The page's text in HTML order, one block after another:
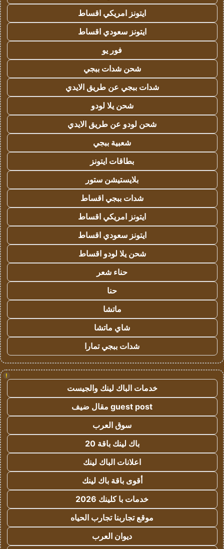
ايتونز امريكي اقساط
ايتونز سعودي اقساط
فور يو
شحن شدات ببجي
شدات ببجي عن طريق الايدي
شحن يلا لودو
شحن لودو عن طريق الايدي
شعبية ببجي
بطاقات ايتونز
بلايستيشن ستور
شدات ببجي اقساط
ايتونز امريكي اقساط
ايتونز سعودي اقساط
شحن يلا لودو اقساط
حناء شعر
حنا
ماتشا
شاي ماتشا
شدات ببجي تمارا
!
خدمات الباك لينك والجيست
guest post مقال ضيف
سوق العرب
باك لينك باقة 20
اعلانات الباك لينك
أقوى باقة باك لينك
خدمات با كلينك 2026
موقع تجاربنا تجارب الحياه
ديوان العرب